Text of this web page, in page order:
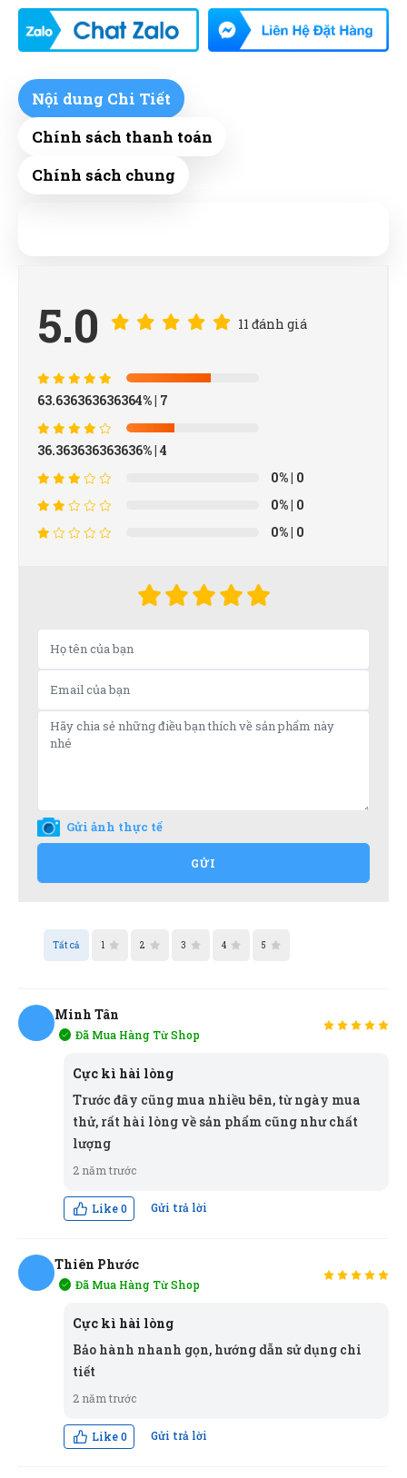
Nội dung Chi Tiết
Chính sách thanh toán
Chính sách chung
5.0 11 đánh giá
63.636363636364%| 7
36.363636363636%| 4
0%| 0
0%| 0
0%| 0
Gửi ảnh thực tế
GỬI
Tất cả 1 2 3 4 5
Minh Tân
Đã Mua Hàng Từ Shop
Cực kì hài lòng
Trước đây cũng mua nhiều bên, từ ngày mua
thử, rất hài lòng về sản phẩm cũng như chất
lượng
2 năm trước
Like0 Gửi trả lời
Thiên Phước
Đã Mua Hàng Từ Shop
Cực kì hài lòng
Bảo hành nhanh gọn, hướng dẫn sử dụng chi
tiết
2 năm trước
Like0 Gửi trả lời
Xuân Phúc
Kim bấm Số 10
VIỆT ĐỨC
(0198075135)
Phi Pha Nguyễn
(Đánh giá 2 năm trước)
Tư vấn rất kiên nhẫn, hơi lâu xíu nhưng mua được
sản phẩm ưng ý
Thanh Việt
Sản phẩm good, mua về sử dụng rất ok
Minh Tân
Trước đây cũng mua nhiều bên, từ ngày mua thử, rất
hài lòng về sản phẩm cũng như chất lượng